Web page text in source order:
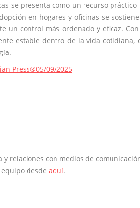
se presenta como un recurso
en hogares y oficinas se
un control más ordenado y eficaz.
estable dentro de la vida cotidiana,
Press®05/09/2025
relaciones con medios de
desde aquí.